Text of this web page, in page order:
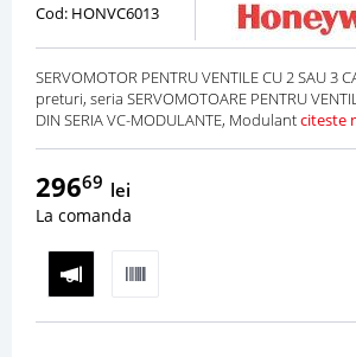
Cod: HONVC6013
SERVOMOTOR PENTRU VENTILE CU 2 SAU 3
preturi, seria SERVOMOTOARE PENTRU
DIN SERIA VC-MODULANTE, Modulantciteste
29669 lei
La comanda